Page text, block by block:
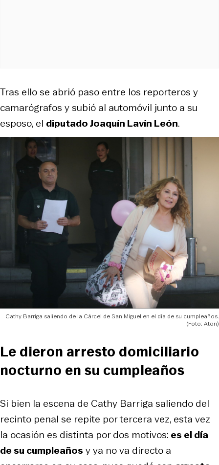
Tras ello se abrió paso entre los reporteros y
camarógrafos y subió al automóvil junto a su
esposo, el diputado Joaquín Lavín León.
Cathy Barriga saliendo de la Cárcel de San Miguel en el día de su cumpleaños.
(Foto: Aton)
Le dieron arresto domiciliario
nocturno en su cumpleaños
Si bien la escena de Cathy Barriga saliendo del
recinto penal se repite por tercera vez, esta vez
la ocasión es distinta por dos motivos: es el día
de su cumpleaños y ya no va directo a